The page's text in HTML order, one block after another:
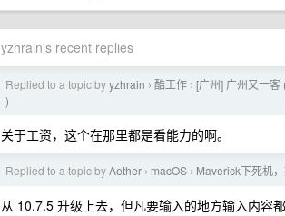
yzhrain's recent replies
Replied to a topic byyzhrain › 酷工作 › [广州] 广州又一
)
关于工资，这个在那里都是看能力的啊。
Replied to a topic byAether › macOS › Maverick下死机
从 10.7.5 升级上去，但凡要输入的地方输入内容都